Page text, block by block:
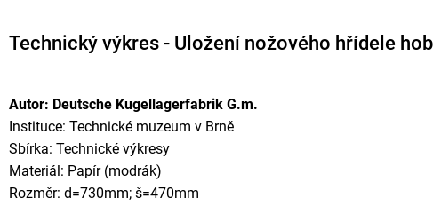
Technický výkres - Uložení nožového hřídele
Autor: Deutsche Kugellagerfabrik G.m.
Instituce: Technické muzeum v Brně
Sbírka: Technické výkresy
Materiál: Papír (modrák)
Rozměr: d=730mm; š=470mm